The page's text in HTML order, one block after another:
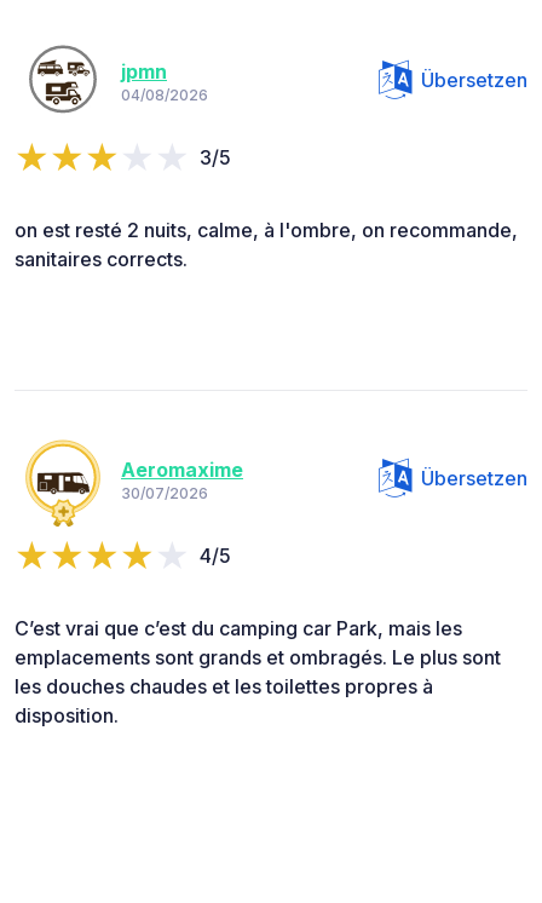
jpmn
04/08/2026
Übersetzen
3/5
on est resté 2 nuits, calme, à l'ombre, on recommande,
sanitaires corrects.
Aeromaxime
30/07/2026
Übersetzen
4/5
C’est vrai que c’est du camping car Park, mais les
emplacements sont grands et ombragés. Le plus sont
les douches chaudes et les toilettes propres à
disposition.